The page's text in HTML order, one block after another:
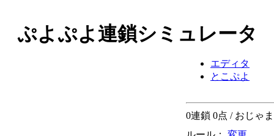
ぷよぷよ連鎖シミュレータ
エディタ
とこぷよ
0連鎖 0点 / おじゃ